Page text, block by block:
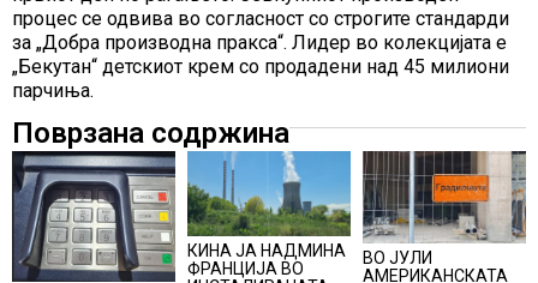
процес се одвива во согласност со строгите стандарди
за „Добра производна пракса“. Лидер во колекцијата е
„Бекутан“ детскиот крем со продадени над 45 милиони
парчиња.
Поврзана содржина
КИНА ЈА НАДМИНА
ФРАНЦИЈА ВО
ВО ЈУЛИ
АМЕРИКАНСКАТА